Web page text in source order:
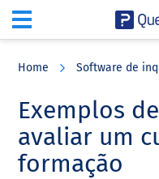
content
sidebar
Home Software de
Exemplos
avaliar um
formação